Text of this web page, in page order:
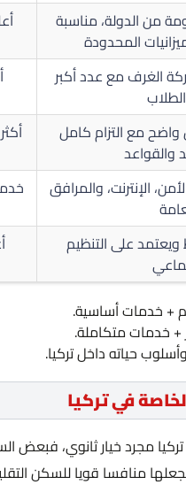
من الدولة، مناسبة
المحدودة
الغرف مع عدد أكبر
مع التزام كامل
والقواعد
الإنترنت، والمرافق
على التنظيم
+ خدمات أساسية.
+ خدمات متكاملة.
حياته داخل تركيا.
في تركيا
تركيا مجرد خيار ثانوي،
منافسا قويا للسكن